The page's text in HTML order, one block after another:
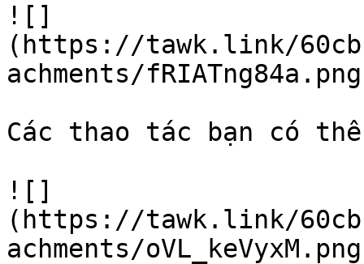
![]
(https://tawk.link/
achments/
Các thao tác bạn có
![]
(https://tawk.link/
achments/